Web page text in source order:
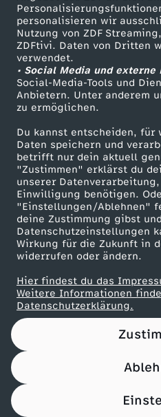
personalisieren wir
Nutzung von ZDF
ZDFtivi. Daten von Dritten
verwendet.
• Social Media und externe
Social-Media-Tools und
Anbietern. Unter anderem
zu ermöglichen.
Du kannst entscheiden, für
Daten speichern und
betrifft nur dein aktuell
"Zustimmen" erklärst du
unserer
Einwilligung benötigen.
"Einstellungen/Ablehnen"
deine Zustimmung gibst
Datenschutzeinstellungen
Wirkung für die Zukunft in
widerrufen oder ändern.
Hier findest du das
Weitere Informationen
Datenschutzerklärung.
Kaffeevariationen von
Herunterladen
99 KB (PDF)
Linsen-Bowl mit
67 KB (PDF)
Maronencremesuppe mit
Herunterladen
66 KB (PDF)
Beef Tri-Tip mit
Herunterladen
21 KB (PDF)
Panettone-Pudding mit
Pfannkuchen-Rouladen